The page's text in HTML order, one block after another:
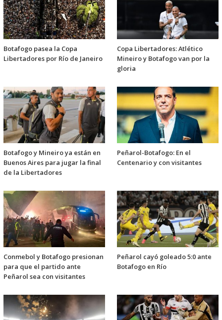
Botafogo pasea la Copa
Libertadores por Río de Janeiro
Copa Libertadores: Atlético
Mineiro y Botafogo van por la
gloria
Botafogo y Mineiro ya están en
Buenos Aires para jugar la final
de la Libertadores
Peñarol-Botafogo: En el
Centenario y con visitantes
Conmebol y Botafogo presionan
para que el partido ante
Peñarol sea con visitantes
Peñarol cayó goleado 5:0 ante
Botafogo en Río